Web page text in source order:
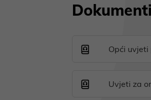
Dokumenti
Opći
Uvjeti za